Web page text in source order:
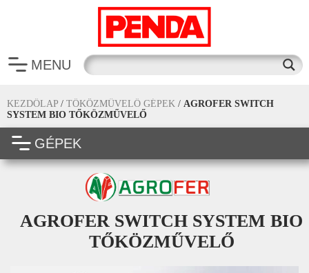
MENU
KEZDŐLAP / TŐKÖZMŰVELŐ GÉPEK / AGROFER SWITCH
SYSTEM BIO TŐKÖZMŰVELŐ
GÉPEK
AGROFER SWITCH SYSTEM BIO
TŐKÖZMŰVELŐ